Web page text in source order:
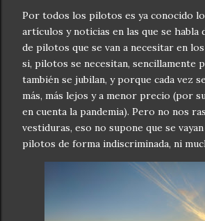
Por todos los pilotos es ya conocido
artículos y noticias en las que se habla
de pilotos que se van a necesitar en
si, pilotos se necesitan, sencillamente
también se jubilan, y porque cada vez
más, más lejos y a menor precio (por
en cuenta la pandemia). Pero no nos
vestiduras, eso no supone que se
pilotos de forma indiscriminada, ni